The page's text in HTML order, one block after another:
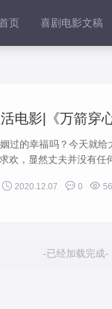
页 喜剧电影文稿
电影|《万箭穿
过的幸福吗？今天就
欢，显然丈夫并没有任
 2020.12.07  0 
-已经加载完成-